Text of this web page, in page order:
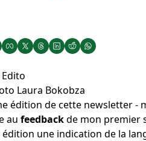
édition de cette newsletter -
au feedbackde mon premier
une indication de la